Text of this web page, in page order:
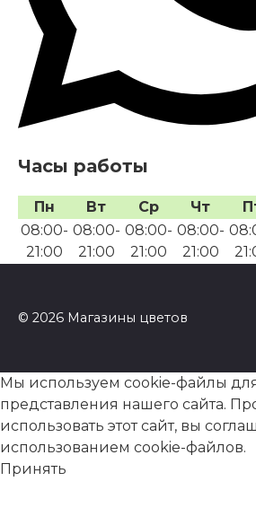
Часы работы
Пн Вт Ср Чт
08:00-
21:00
08:00-
21:00
08:00-
21:00
08:00-
21:00
© 2026 Магазины цветов
Мы используем cookie-файлы
представления нашего сайта.
использовать этот сайт, вы
использованием cookie-файлов.
Принять